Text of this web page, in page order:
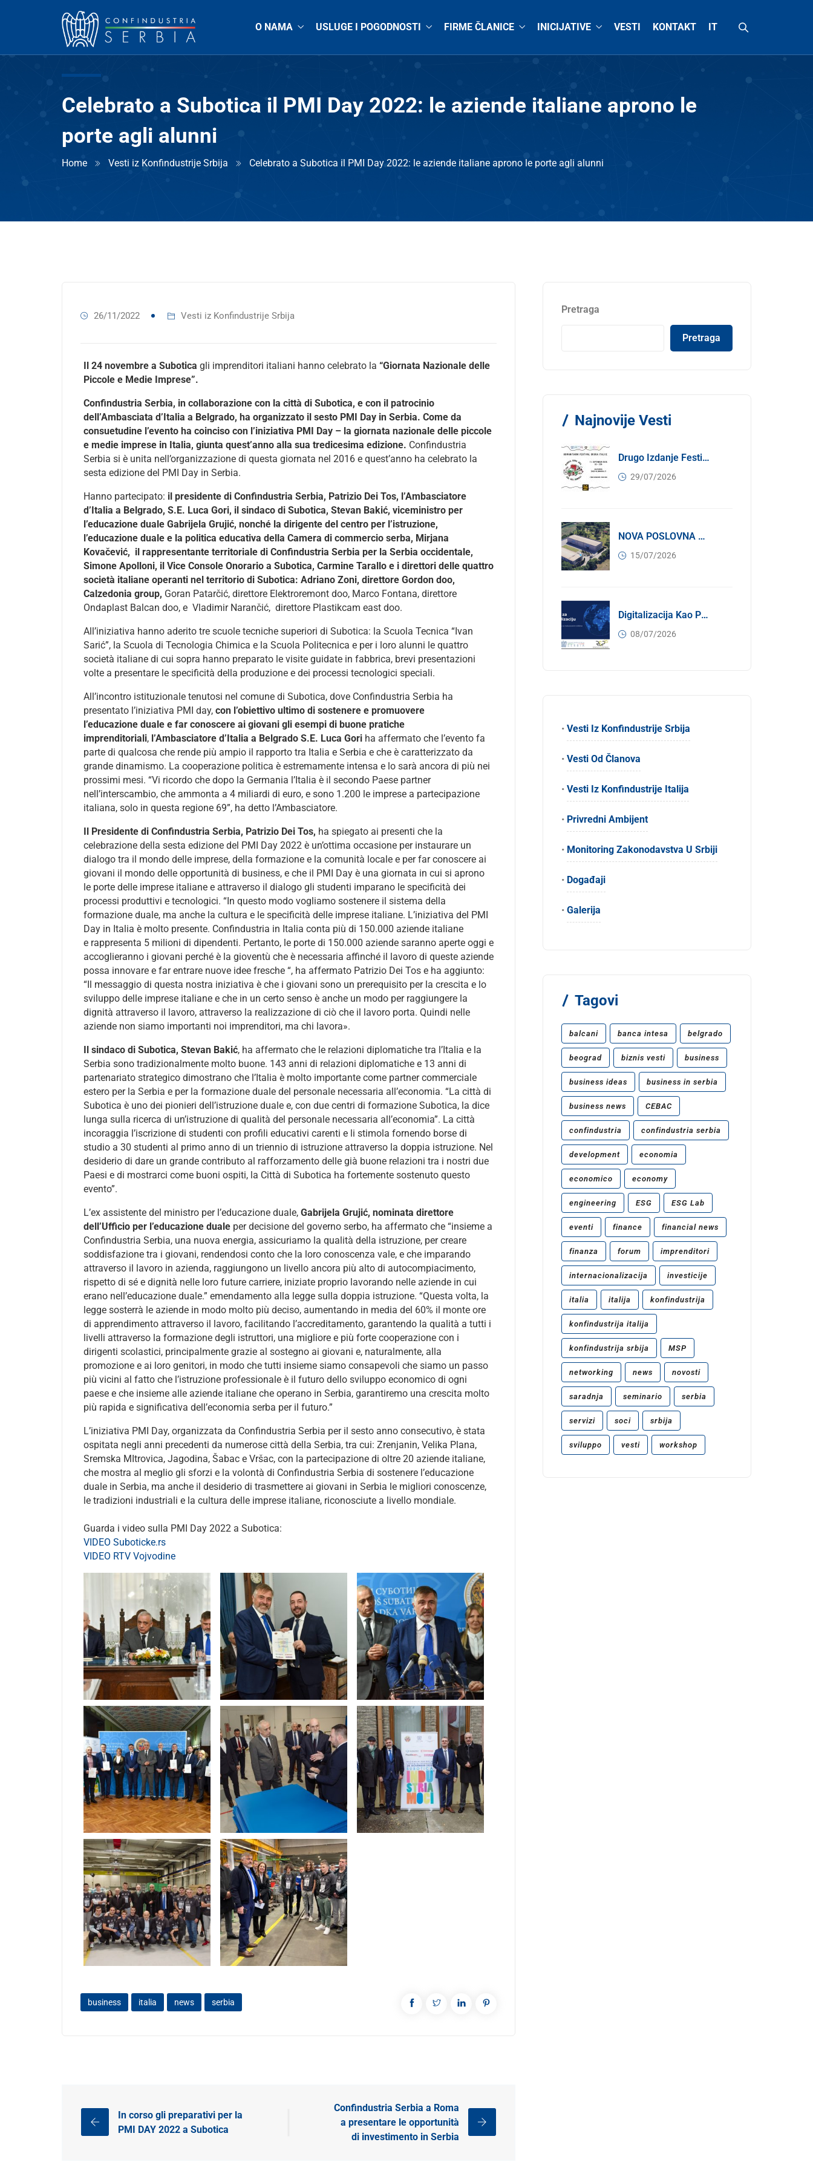
O NAMA USLUGE I POGODNOSTI FIRME ČLANICE INICIJATIVE VESTI KONTAKT IT
Celebrato a Subotica il PMI Day 2022: le aziende italiane aprono le
porte agli alunni
Home Vesti iz Konfindustrije Srbija Celebrato a Subotica il PMI Day 2022: le aziende italiane aprono le porte agli alunni
26/11/2022 Vesti iz Konfindustrije Srbija
Il 24 novembre a Subotica gli imprenditori italiani hanno celebrato la “Giornata Nazionale delle
Piccole e Medie Imprese”.
Confindustria Serbia, in collaborazione con la città di Subotica, e con il patrocinio
dell’Ambasciata d’Italia a Belgrado, ha organizzato il sesto PMI Day in Serbia. Come da
consuetudine l’evento ha coinciso con l’iniziativa PMI Day – la giornata nazionale delle piccole
e medie imprese in Italia, giunta quest’anno alla sua tredicesima edizione. Confindustria
Serbia si è unita nell’organizzazione di questa giornata nel 2016 e quest’anno ha celebrato la
sesta edizione del PMI Day in Serbia.
Hanno partecipato: il presidente di Confindustria Serbia, Patrizio Dei Tos, l’Ambasciatore
d’Italia a Belgrado, S.E. Luca Gori, il sindaco di Subotica, Stevan Bakić, viceministro per
l’educazione duale Gabrijela Grujić, nonché la dirigente del centro per l’istruzione,
l’educazione duale e la politica educativa della Camera di commercio serba, Mirjana
Kovačević, il rappresentante territoriale di Confindustria Serbia per la Serbia occidentale,
Simone Apolloni, il Vice Console Onorario a Subotica, Carmine Tarallo e i direttori delle quattro
società italiane operanti nel territorio di Subotica: Adriano Zoni, direttore Gordon doo,
Calzedonia group, Goran Patarčić, direttore Elektroremont doo, Marco Fontana, direttore
Ondaplast Balcan doo, e Vladimir Narančić, direttore Plastikcam east doo.
All’iniziativa hanno aderito tre scuole tecniche superiori di Subotica: la Scuola Tecnica “Ivan
Sarić”, la Scuola di Tecnologia Chimica e la Scuola Politecnica e per i loro alunni le quattro
società italiane di cui sopra hanno preparato le visite guidate in fabbrica, brevi presentazioni
volte a presentare le specificità della produzione e dei processi tecnologici speciali.
All’incontro istituzionale tenutosi nel comune di Subotica, dove Confindustria Serbia ha
presentato l’iniziativa PMI day, con l’obiettivo ultimo di sostenere e promuovere
l’educazione duale e far conoscere ai giovani gli esempi di buone pratiche
imprenditoriali, l’Ambasciatore d’Italia a Belgrado S.E. Luca Gori ha affermato che l’evento fa
parte di qualcosa che rende più ampio il rapporto tra Italia e Serbia e che è caratterizzato da
grande dinamismo. La cooperazione politica è estremamente intensa e lo sarà ancora di più nei
prossimi mesi. “Vi ricordo che dopo la Germania l’Italia è il secondo Paese partner
nell’interscambio, che ammonta a 4 miliardi di euro, e sono 1.200 le imprese a partecipazione
italiana, solo in questa regione 69”, ha detto l’Ambasciatore.
Il Presidente di Confindustria Serbia, Patrizio Dei Tos, ha spiegato ai presenti che la
celebrazione della sesta edizione del PMI Day 2022 è un’ottima occasione per instaurare un
dialogo tra il mondo delle imprese, della formazione e la comunità locale e per far conoscere ai
giovani il mondo delle opportunità di business, e che il PMI Day è una giornata in cui si aprono
le porte delle imprese italiane e attraverso il dialogo gli studenti imparano le specificità dei
processi produttivi e tecnologici. “In questo modo vogliamo sostenere il sistema della
formazione duale, ma anche la cultura e le specificità delle imprese italiane. L’iniziativa del PMI
Day in Italia è molto presente. Confindustria in Italia conta più di 150.000 aziende italiane
e rappresenta 5 milioni di dipendenti. Pertanto, le porte di 150.000 aziende saranno aperte oggi e
accoglieranno i giovani perché è la gioventù che è necessaria affinché il lavoro di queste aziende
possa innovare e far entrare nuove idee fresche “, ha affermato Patrizio Dei Tos e ha aggiunto:
“Il messaggio di questa nostra iniziativa è che i giovani sono un prerequisito per la crescita e lo
sviluppo delle imprese italiane e che in un certo senso è anche un modo per raggiungere la
dignità attraverso il lavoro, attraverso la realizzazione di ciò che il lavoro porta. Quindi nelle
aziende non siamo importanti noi imprenditori, ma chi lavora».
Il sindaco di Subotica, Stevan Bakić, ha affermato che le relazioni diplomatiche tra l’Italia e la
Serbia sono tradizionalmente molto buone. 143 anni di relazioni diplomatiche e 13 anni di
partenariato strategico dimostrano che l’Italia è molto importante come partner commerciale
estero per la Serbia e per la formazione duale del personale necessaria all’economia. “La città di
Subotica è uno dei pionieri dell’istruzione duale e, con due centri di formazione Subotica, la dice
lunga sulla ricerca di un’istruzione di qualità del personale necessaria all’economia”. La città
incoraggia l’iscrizione di studenti con profili educativi carenti e li stimola fornendo borse di
studio a 30 studenti al primo anno di un triennio di istruzione attraverso la doppia istruzione. Nel
desiderio di dare un grande contributo al rafforzamento delle già buone relazioni tra i nostri due
Paesi e di mostrarci come buoni ospiti, la Città di Subotica ha fortemente sostenuto questo
evento”.
L’ex assistente del ministro per l’educazione duale, Gabrijela Grujić, nominata direttore
dell’Ufficio per l’educazione duale per decisione del governo serbo, ha affermato che “insieme a
Confindustria Serbia, una nuova energia, assicuriamo la qualità della istruzione, per creare
soddisfazione tra i giovani, rendendosi conto che la loro conoscenza vale, e che imparando
attraverso il lavoro in azienda, raggiungono un livello ancora più alto di autocompiacimento,
rispetto di sé e dignità nelle loro future carriere, iniziate proprio lavorando nelle aziende in cui
erano nell’educazione duale.” emendamento alla legge sulla doppia istruzione. “Questa volta, la
legge sosterrà le aziende in modo molto più deciso, aumentando in media del 60% il monte ore
di apprendimento attraverso il lavoro, facilitando l’accreditamento, garantendo la qualità a tutti i
livelli attraverso la formazione degli istruttori, una migliore e più forte cooperazione con i
dirigenti scolastici, principalmente grazie al sostegno ai giovani e, naturalmente, alla
promozione e ai loro genitori, in modo che tutti insieme siamo consapevoli che siamo un passo
più vicini al fatto che l’istruzione professionale è il futuro dello sviluppo economico di ogni
paese e che insieme alle aziende italiane che operano in Serbia, garantiremo una crescita molto
più rapida e significativa dell’economia serba per il futuro.”
L’iniziativa PMI Day, organizzata da Confindustria Serbia per il sesto anno consecutivo, è stata
ospitata negli anni precedenti da numerose città della Serbia, tra cui: Zrenjanin, Velika Plana,
Sremska MItrovica, Jagodina, Šabac e Vršac, con la partecipazione di oltre 20 aziende italiane,
che mostra al meglio gli sforzi e la volontà di Confindustria Serbia di sostenere l’educazione
duale in Serbia, ma anche il desiderio di trasmettere ai giovani in Serbia le migliori conoscenze,
le tradizioni industriali e la cultura delle imprese italiane, riconosciute a livello mondiale.
Guarda i video sulla PMI Day 2022 a Subotica:
VIDEO Suboticke.rs
VIDEO RTV Vojvodine
business italia news serbia
In corso gli preparativi per la
PMI DAY 2022 a Subotica
Confindustria Serbia a Roma
a presentare le opportunità
di investimento in Serbia
Pretraga
Pretraga
Najnovije Vesti
Drugo Izdanje Festivala JEDI.VOLI.DONIRAJ: Spoj Gastronomije I Solidarnosti
29/07/2026
NOVA POSLOVNA PRILIKA ZA ČLANOVE KONFINDUSTRIJE SRBIJA: Izdavanje Moderne Industrijske Hale U Pančevu – 1.200 M² U Industrijskoj Zoni
15/07/2026
Digitalizacija Kao Pokretač Internacionalizacije
08/07/2026
• Vesti Iz Konfindustrije Srbija
• Vesti Od Članova
• Vesti Iz Konfindustrije Italija
• Privredni Ambijent
• Monitoring Zakonodavstva U Srbiji
• Događaji
• Galerija
Tagovi
balcani banca intesa belgrado
beograd biznis vesti business
business ideas business in serbia
business news CEBAC
confindustria confindustria serbia
development economia
economico economy
engineering ESG ESG Lab
eventi finance financial news
finanza forum imprenditori
internacionalizacija investicije
italia italija konfindustrija
konfindustrija italija
konfindustrija srbija MSP
networking news novosti
saradnja seminario serbia
servizi soci srbija
sviluppo vesti workshop